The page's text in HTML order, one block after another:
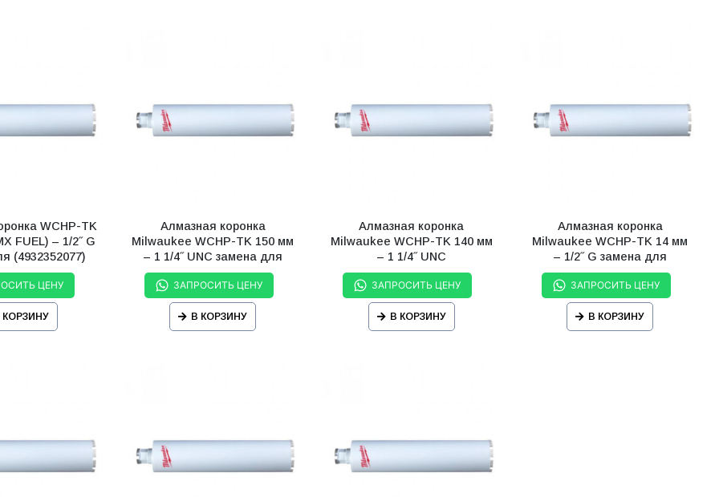
WCHP-TK
FUEL) – 1/2˝ G
(4932352077)
ЦЕНУ
КОРЗИНУ
Алмазная коронка
Milwaukee WCHP-TK 150 мм
– 1 1/4˝ UNC замена для
(4932352742)
ЗАПРОСИТЬ ЦЕНУ
В КОРЗИНУ
Алмазная коронка
Milwaukee WCHP-TK 140 мм
– 1 1/4˝ UNC
ЗАПРОСИТЬ ЦЕНУ
В КОРЗИНУ
Алмазная коронка
Milwaukee WCHP-TK 14 мм
– 1/2˝ G замена для
(4932352075)
ЗАПРОСИТЬ ЦЕНУ
В КОРЗИНУ